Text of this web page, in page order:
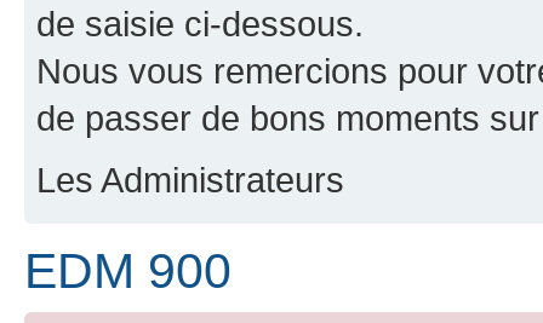
de saisie ci-dessous.
Nous vous remercions pour
de passer de bons moments
Les Administrateurs
EDM 900